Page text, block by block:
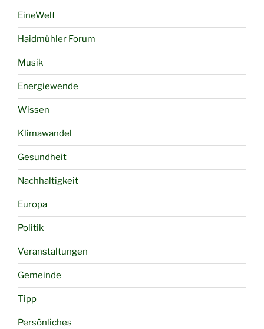
EineWelt
Haidmühler Forum
Musik
Energiewende
Wissen
Klimawandel
Gesundheit
Nachhaltigkeit
Europa
Politik
Veranstaltungen
Gemeinde
Tipp
Persönliches